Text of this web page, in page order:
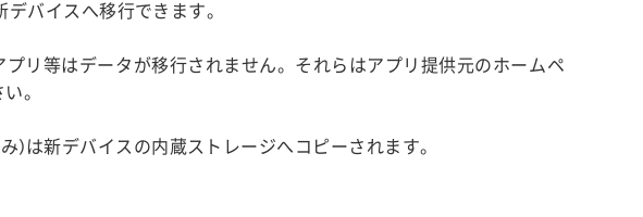
バイスへ移行できます。
リ等はデータが移行されません。それらはアプリ提供元のホームペ
。
)は新デバイスの内蔵ストレージへコピーされます。